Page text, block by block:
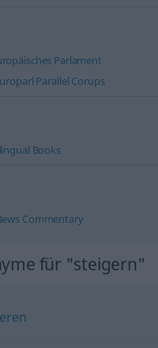
Parlament
Parallel Corups
Books
Commentary
für "steigern"